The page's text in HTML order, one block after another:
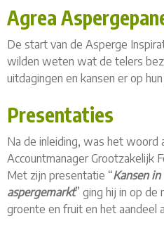
Agrea
De start van de Asperge
wilden weten wat de telers
uitdagingen en kansen er op
Presentaties
Na de inleiding, was het woord
Accountmanager Grootzakelijk
Met zijn presentatie “Kansen
aspergemarkt” ging hij in op de
groente en fruit en het aandeel